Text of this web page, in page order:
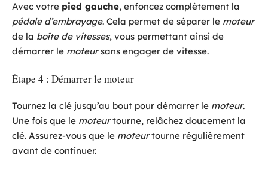
Avec votre pied gauche, enfoncez complètement la
pédale d’embrayage. Cela permet de séparer le moteur
de la boîte de vitesses, vous permettant ainsi de
démarrer le moteursans engager de vitesse.
Étape 4 : Démarrer le moteur
Tournez la clé jusqu’au bout pour démarrer le moteur.
Une fois que le moteurtourne, relâchez doucement la
clé. Assurez-vous que le moteurtourne régulièrement
avant de continuer.